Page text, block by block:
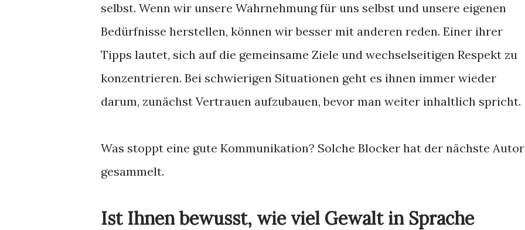
selbst. Wenn wir unsere Wahrnehmung für uns selbst und unsere eigenen
Bedürfnisse herstellen, können wir besser mit anderen reden. Einer ihrer
Tipps lautet, sich auf die gemeinsame Ziele und wechselseitigen Respekt zu
konzentrieren. Bei schwierigen Situationen geht es ihnen immer wieder
darum, zunächst Vertrauen aufzubauen, bevor man weiter inhaltlich spricht.
Was stoppt eine gute Kommunikation? Solche Blocker hat der nächste Autor
gesammelt.
Ist Ihnen bewusst, wie viel Gewalt in Sprache